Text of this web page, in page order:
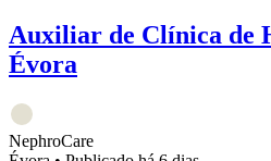
Auxiliar de Clínica de
Évora
NephroCare